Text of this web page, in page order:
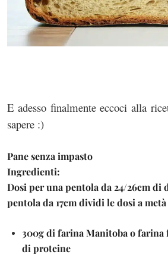
E adesso finalmente eccoci alla
sapere :)
Pane senza impasto
Ingredienti:
Dosi per una pentola da 24/26cm di
pentola da 17cm dividi le dosi a metà
300g di farina Manitoba o farina
di proteine